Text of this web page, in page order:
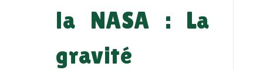
la NASA : La
gravité